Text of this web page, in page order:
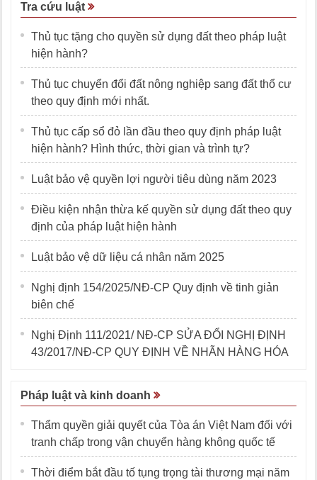
Tra cứu luật
Thủ tục tặng cho quyền sử dụng đất theo pháp luật
hiện hành?
Thủ tục chuyển đổi đất nông nghiệp sang đất thổ cư
theo quy định mới nhất.
Thủ tục cấp sổ đỏ lần đầu theo quy định pháp luật
hiện hành? Hình thức, thời gian và trình tự?
Luật bảo vệ quyền lợi người tiêu dùng năm 2023
Điều kiện nhận thừa kế quyền sử dụng đất theo quy
định của pháp luật hiện hành
Luật bảo vệ dữ liệu cá nhân năm 2025
Nghị định 154/2025/NĐ-CP Quy định về tinh giản
biên chế
Nghị Định 111/2021/ NĐ-CP SỬA ĐỔI NGHỊ ĐỊNH
43/2017/NĐ-CP QUY ĐỊNH VỀ NHÃN HÀNG HÓA
Pháp luật và kinh doanh
Thẩm quyền giải quyết của Tòa án Việt Nam đối với
tranh chấp trong vận chuyển hàng không quốc tế
Thời điểm bắt đầu tố tụng trọng tài thương mại năm